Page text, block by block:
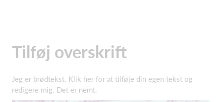
Tilføj overskrift
Jeg er brødtekst. Klik her for at tilføje din egen tekst og
redigere mig. Det er nemt.